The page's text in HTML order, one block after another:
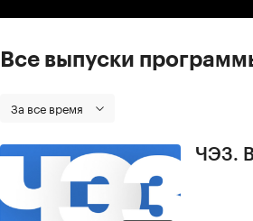
Все выпуски
За все время
ЧЭЗ.